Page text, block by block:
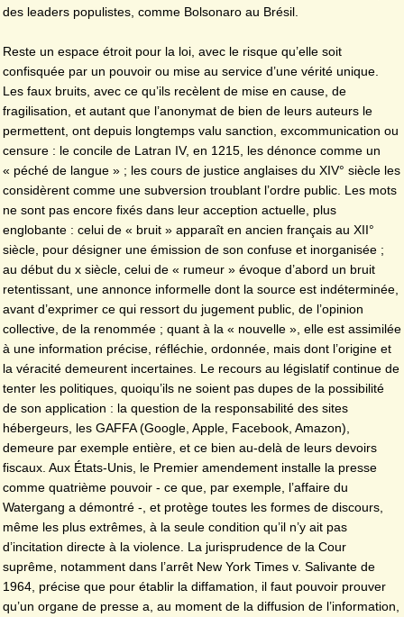
des leaders populistes, comme Bolsonaro au Brésil.
Reste un espace étroit pour la loi, avec le risque qu’elle soit
confisquée par un pouvoir ou mise au service d’une vérité unique.
Les faux bruits, avec ce qu’ils recèlent de mise en cause, de
fragilisation, et autant que l’anonymat de bien de leurs auteurs le
permettent, ont depuis longtemps valu sanction, excommunication ou
censure : le concile de Latran IV, en 1215, les dénonce comme un
« péché de langue » ; les cours de justice anglaises du XIV° siècle les
considèrent comme une subversion troublant l’ordre public. Les mots
ne sont pas encore fixés dans leur acception actuelle, plus
englobante : celui de « bruit » apparaît en ancien français au XII°
siècle, pour désigner une émission de son confuse et inorganisée ;
au début du x siècle, celui de « rumeur » évoque d’abord un bruit
retentissant, une annonce informelle dont la source est indéterminée,
avant d’exprimer ce qui ressort du jugement public, de l’opinion
collective, de la renommée ; quant à la « nouvelle », elle est assimilée
à une information précise, réfléchie, ordonnée, mais dont l’origine et
la véracité demeurent incertaines. Le recours au législatif continue de
tenter les politiques, quoiqu’ils ne soient pas dupes de la possibilité
de son application : la question de la responsabilité des sites
hébergeurs, les GAFFA (Google, Apple, Facebook, Amazon),
demeure par exemple entière, et ce bien au-delà de leurs devoirs
fiscaux. Aux États-Unis, le Premier amendement installe la presse
comme quatrième pouvoir - ce que, par exemple, l’affaire du
Watergang a démontré -, et protège toutes les formes de discours,
même les plus extrêmes, à la seule condition qu’il n’y ait pas
d’incitation directe à la violence. La jurisprudence de la Cour
suprême, notamment dans l’arrêt New York Times v. Salivante de
1964, précise que pour établir la diffamation, il faut pouvoir prouver
qu’un organe de presse a, au moment de la diffusion de l’information,